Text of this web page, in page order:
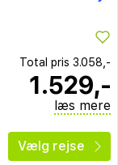
Total pris 3.058,-
1.529,-
læs mere
Vælg rejse